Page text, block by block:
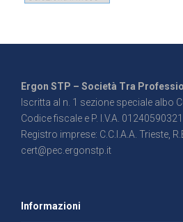
Ergon STP – Società Tra
Iscritta al n. 1 sezione speciale albo
Codice fiscale e P. I.V.A. 01240590321
Registro imprese: C.C.I.A.A. Trieste,
cert@pec.ergonstp.it
Informazioni